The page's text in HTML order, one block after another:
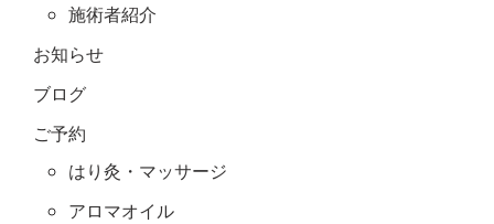
施術者紹介
お知らせ
ブログ
ご予約
はり灸・マッサージ
アロマオイル